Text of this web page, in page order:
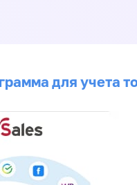
для учета